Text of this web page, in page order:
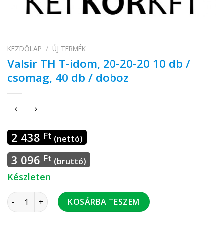
KEZDŐLAP / ÚJ TERMÉK
Valsir TH T-idom, 20-20-20 10 db /
csomag, 40 db / doboz
2 438 Ft (nettó)
3 096 Ft (bruttó)
Készleten
Valsir TH T-idom, 20-20-20 10 db / csomag, 40 db / doboz
KOSÁRBA TESZEM